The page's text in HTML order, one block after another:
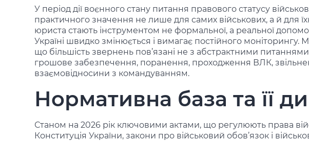
У період дії воєнного стану питання правового статусу
практичного значення не лише для самих військових, а й для
юриста стають інструментом не формальної, а реальної
Україні швидко змінюється і вимагає постійного
що більшість звернень пов’язані не з абстрактними
грошове забезпечення, поранення, проходження ВЛК,
взаємовідносини з командуванням.
Нормативна база та її
Станом на 2026 рік ключовими актами, що регулюють права
Конституція України, закони про військовий обов’язок і